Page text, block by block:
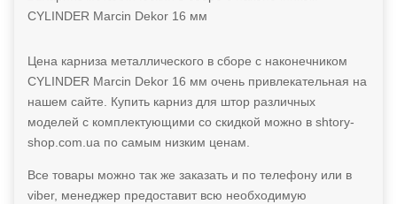
Цена карниза металлического в сборе с наконечником
CYLINDER Marcin Dekor 16 мм очень привлекательная на
нашем сайте. Купить карниз для штор различных
моделей с комплектующими со скидкой можно в shtory-
shop.com.ua по самым низким ценам.
Все товары можно так же заказать и по телефону или в
viber, менеджер предоставит всю необходимую